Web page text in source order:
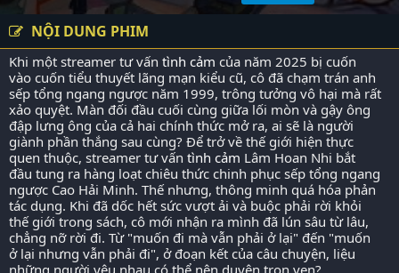
NỘI DUNG PHIM
Khi một streamer tư vấn tình cảm của năm 2025 bị cuốn
vào cuốn tiểu thuyết lãng mạn kiểu cũ, cô đã chạm trán anh
sếp tổng ngang ngược năm 1999, trông tưởng vô hại mà rất
xảo quyệt. Màn đối đầu cuối cùng giữa lối mòn và gậy ông
đập lưng ông của cả hai chính thức mở ra, ai sẽ là người
giành phần thắng sau cùng? Để trở về thế giới hiện thực
quen thuộc, streamer tư vấn tình cảm Lâm Hoan Nhi bắt
đầu tung ra hàng loạt chiêu thức chinh phục sếp tổng ngang
ngược Cao Hải Minh. Thế nhưng, thông minh quá hóa phản
tác dụng. Khi đã dốc hết sức vượt ải và buộc phải rời khỏi
thế giới trong sách, cô mới nhận ra mình đã lún sâu từ lâu,
chẳng nỡ rời đi. Từ "muốn đi mà vẫn phải ở lại" đến "muốn
ở lại nhưng vẫn phải đi", ở đoạn kết của câu chuyện, liệu
những người yêu nhau có thể nên duyên trọn vẹn?